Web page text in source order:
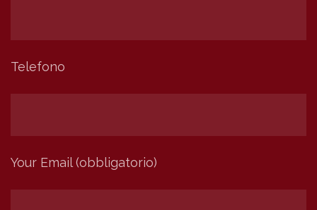
Telefono
Your Email (obbligatorio)